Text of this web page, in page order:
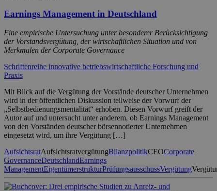
Earnings Management in Deutschland
Eine empirische Untersuchung unter besonderer Berücksichtigung
der Vorstandsvergütung, der wirtschaftlichen Situation und von
Merkmalen der Corporate Governance
Schriftenreihe innovative betriebswirtschaftliche Forschung und
Praxis
Mit Blick auf die Vergütung der Vorstände deutscher Unternehmen
wird in der öffentlichen Diskussion teilweise der Vorwurf der
„Selbstbedienungsmentalität“ erhoben. Diesen Vorwurf greift der
Autor auf und untersucht unter anderem, ob Earnings Management
von den Vorständen deutscher börsennotierter Unternehmen
eingesetzt wird, um ihre Vergütung […]
AufsichtsratAufsichtsratvergütungBilanzpolitikCEOCorporate
GovernanceDeutschlandEarnings
ManagementEigentümerstrukturPrüfungsausschussVergütung